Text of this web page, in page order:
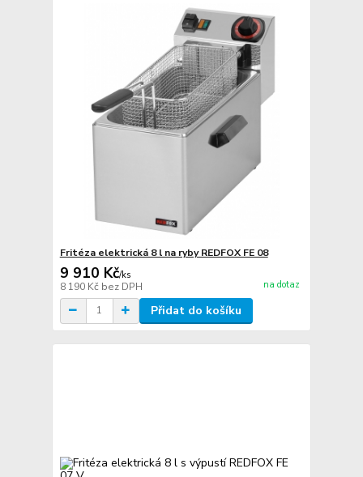
Fritéza elektrická 8 l na ryby REDFOX FE 08
9 910 Kč/ks
8 190 Kč bez DPH na dotaz
Přidat do košíku